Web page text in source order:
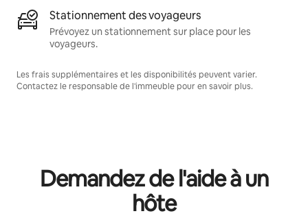
Stationnement des voyageurs
Prévoyez un stationnement sur place pour les
voyageurs.
Les frais supplémentaires et les disponibilités peuvent varier.
Contactez le responsable de l'immeuble pour en savoir plus.
Demandez de l'aide à un
hôte